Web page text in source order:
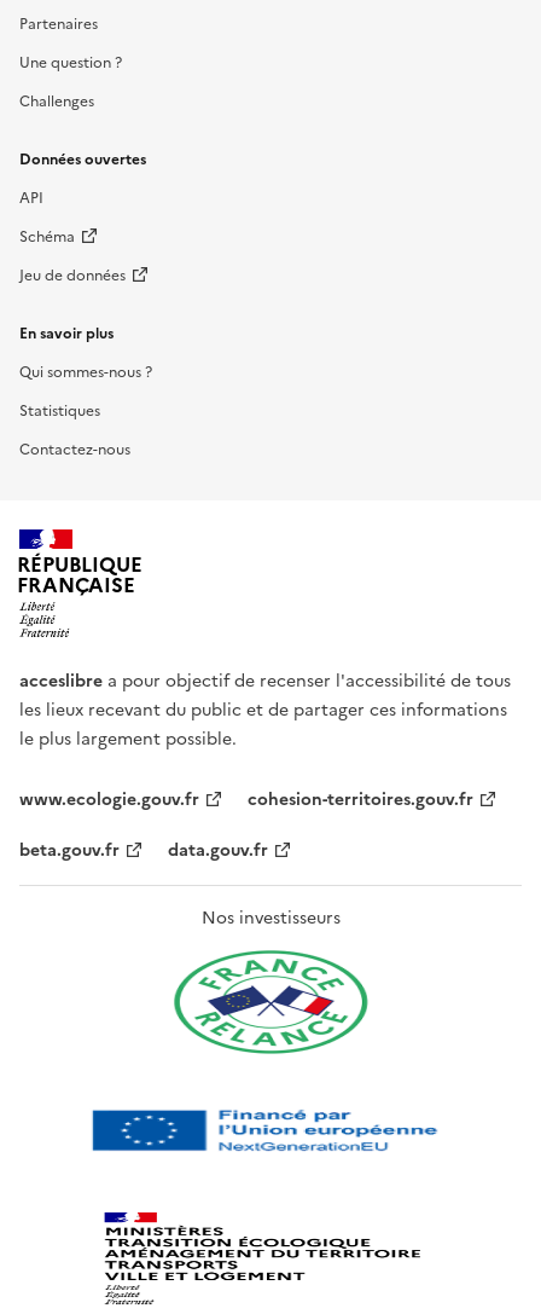
Partenaires
Une question ?
Challenges
Données ouvertes
API
Schéma
Jeu de données
En savoir plus
Qui sommes-nous ?
Statistiques
Contactez-nous
RÉPUBLIQUE
FRANÇAISE
acceslibre a pour objectif de recenser l'accessibilité de tous
les lieux recevant du public et de partager ces informations
le plus largement possible.
www.ecologie.gouv.fr
cohesion-territoires.gouv.fr
beta.gouv.fr
data.gouv.fr
Nos investisseurs